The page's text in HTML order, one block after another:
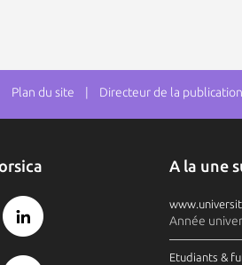
Plan du site | Directeur de la publication
A la une
Année
Etudiants &